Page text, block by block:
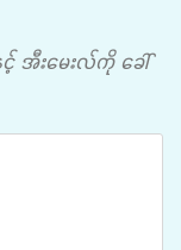
င့် အီးမေးလ်ကို ခေါ်